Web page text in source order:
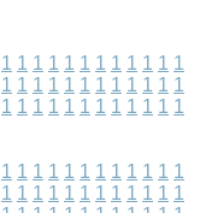
1 1 1 1 1 1 1 1 1 1 1 1
1 1 1 1 1 1 1 1 1 1 1 1
1 1 1 1 1 1 1 1 1 1 1 1
1 1 1 1 1 1 1 1 1 1 1 1
1 1 1 1 1 1 1 1 1 1 1 1